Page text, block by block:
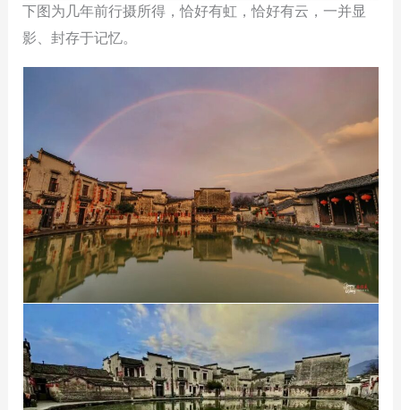
下图为几年前行摄所得，恰好有虹，恰好有云，一并显
影、封存于记忆。